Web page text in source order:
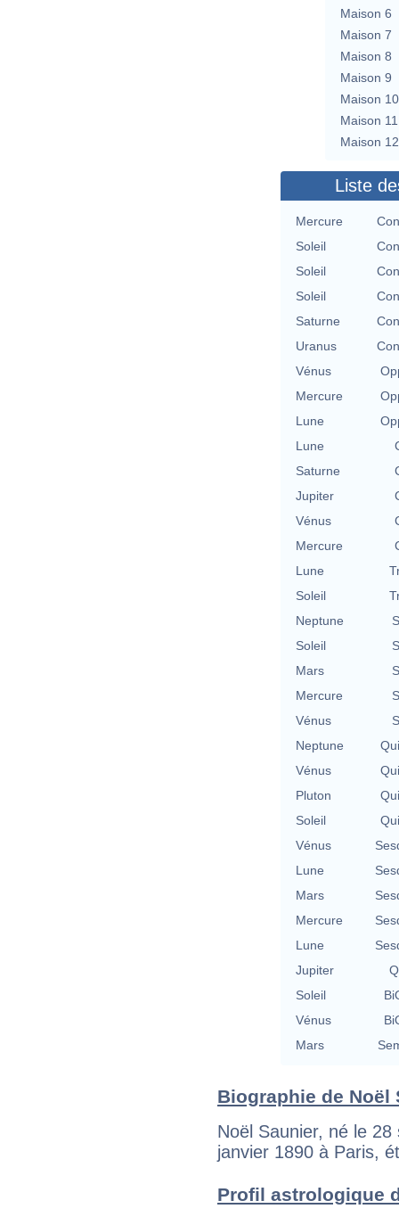
Maison 6
Maison 7
Maison 8
Maison 9
Maison 10
Maison 11
Maison 12
Liste
Mercure
Soleil
Soleil
Soleil
Saturne
Uranus
Vénus
Mercure
Lune
Lune
Saturne
Jupiter
Vénus
Mercure
Lune
Soleil
Neptune
Soleil
Mars
Mercure
Vénus
Neptune
Vénus
Pluton
Soleil
Vénus
Lune
Mars
Mercure
Lune
Jupiter
Soleil
Vénus
Mars
Biographie de Noël
Noël Saunier, né le
janvier 1890 à Paris,
Profil astrologique